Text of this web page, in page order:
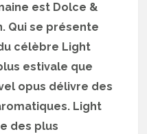
est Dolce &
Qui se présente
célèbre Light
estivale que
opus délivre des
Light
des plus